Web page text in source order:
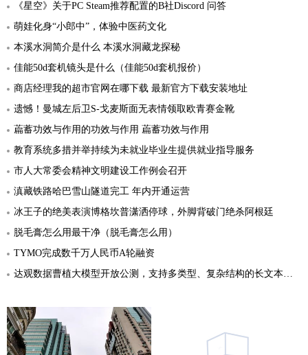
《星空》关于PC Steam推荐配置的B社Discord 问答
萌娃化身“小郎中”，体验中医药文化
本溪水洞简介是什么 本溪水洞藏龙探秘
佳能50d套机镜头是什么（佳能50d套机报价）
商店经理我的超市官网在哪下载 最新官方下载安装地址
遗憾！曼城左后卫S-戈麦斯面无表情领取欧青赛金靴
萹蓄功效与作用的功效与作用 萹蓄功效与作用
教育系统多措并举持续为未就业毕业生提供就业指导服务
市人大常委会精神文明建设工作例会召开
滇藏铁路哈巴雪山隧道完工 年内开通运营
冰王子的绝美表演博格坎普潇洒停球，外脚背破门绝杀阿根廷
脱毛膏怎么用最干净（脱毛膏怎么用）
TYMO完成数千万人民币A轮融资
达观数据曹植大模型开放公测，支持多类型、复杂结构的长文本写作